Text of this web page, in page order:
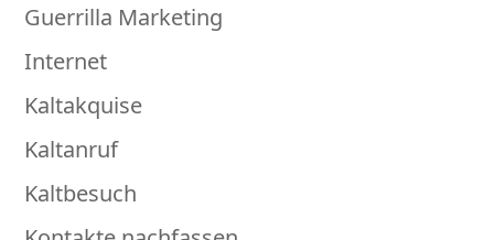
Guerrilla Marketing
Internet
Kaltakquise
Kaltanruf
Kaltbesuch